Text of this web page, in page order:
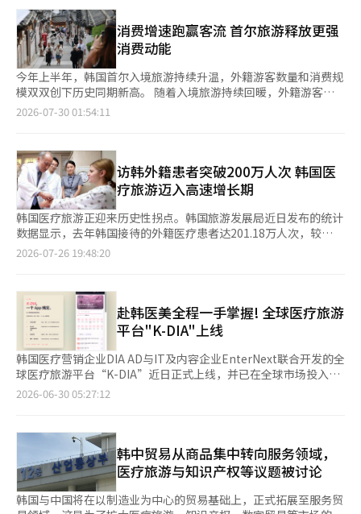
此，关注点自然会转向K文化、医疗旅游、会议奖励旅游（MICE）
和地区旅游内容的结合，以延长游客的停留时间并增加消费。他致
力于创造一个游客愿意再次光临并在地区停留更长时间的环境。
这位在全球市场上发展品牌的营销专家，如今承担着拓展韩国旅游
市场的任务。在采访结束时，他在思考后回答了一个问题：希望被
记住成为什么样的人。 “我希望被记住为一个对旅游充满热情的
人，致力于拓展我国旅游的全球领域，并推动健康生态系统的建
设。”※ 本报道经人工智能（AI）系统翻译与编辑。
40.3%。此次统计基于约330万张外籍游客银行卡消费数据，对外
籍游客的国籍、消费行业及地区消费趋势进行了综合分析。 从客
源市场来看，中国游客成为拉动消费增长的主要动力。今年上半
年，中国游客使用银行卡数量同比增长56.6%，高于新加坡、日
本、中国台湾地区和美国等主要客源市场；消费金额同比增长
82.7%，增幅位居主要客源市场前列。 与此同时，外籍游客消费版
图正由首尔向地方旅游城市延伸。数据显示，釜山和济州地区银行
卡交易笔数分别同比增长57.9%和63.7%。首尔市内消费也更加分
则上升2.7个百分点；按消费金额计算，明洞仍是外籍游客消费规
模最大的商圈。 从消费结构来看，外籍游客正由传统购物向医
疗、文化体验等高附加值消费转变。今年上半年，医疗行业交易笔
数同比增长75.3%，体验及休闲娱乐消费增长121.7%，餐饮、交
通、住宿和购物等消费也均保持增长。其中，医疗旅游表现最为亮
眼。今年上半年，医疗行业消费金额同比增长98%，增幅位居各行
业首位；首尔医疗消费金额同比增长91.8%，高于釜山、仁川、京
畿道和济州等地区，全国92.8%的外籍游客医疗消费集中在首尔，
是，外籍游客医疗消费需求正从整形手术转向皮肤美容和健康管
理。数据显示，皮肤美容消费金额同比增长109.8%，韩医医疗增
长193.1%，药店消费金额更同比激增1176.9%。近三年来，皮肤
美容消费占医疗消费总额的比重由32.6%提升至67.5%，整形外科
占比则由46.2%降至21.3%，反映出医疗旅游消费结构持续优化。
BC卡表示，医疗服务与购物、美容等消费正形成更加紧密的联
动，韩国医疗旅游生态不断完善。随着医疗、旅游和文化体验进一
步融合，医疗旅游有望成为带动韩国旅游产业增长的新引擎。
消费增速跑赢客流 首尔旅游释放更强
消费动能
今年上半年，韩国首尔入境旅游持续升温，外籍游客数量和消费规
模双双创下历史同期新高。 随着入境旅游持续回暖，外籍游客在
首尔的消费规模不断扩大，购物、医疗等高附加值消费快速增长，
尔，同比增长21.3%。同期，外籍游客在首尔刷卡消费总额达
5.6192万亿韩元（约合人民币263亿元），同比增长56.8%，游客
数量和消费金额均创历史同期新高。消费增速明显高于游客增速，
反映出外籍游客在首尔的人均消费水平持续提升，旅游消费结构正
不断优化。 从消费结构来看，购物和医疗健康成为拉动消费增长
的主要动力。其中，购物占外籍游客消费总额的46.4%，医疗与健
康消费占24.4%。大型购物中心消费额同比增长73.2%，医疗旅游
消费增长63.3%，餐饮和美容消费分别增长54.5%和40%。业内认
尔旅游正由传统观光向购物、医疗、文化体验等多元消费模式转
变。 按地区划分，江南区占外籍游客刷卡消费总额的29.3%，位居
首位，中区和麻浦区分别占28.4%和7.3%。首尔市表示，除明
洞、东大门、江南等传统热门商圈外，弘大、圣水等兼具潮流文化
和本地生活体验的新兴商圈，也逐渐成为外籍游客打卡和消费的新
热点，游客消费空间进一步向多元化拓展。 与此同时，韩流内容
和特色旅游项目持续带动访韩热度。今年上半年，首尔步行导览解
说游项目累计吸引约4.6万名游客参与，其中约35%为外籍游客；
万人，活动期间汉江游船码头商户销售额同比增长257%，带动周
边商圈消费明显增长。 首尔市表示，下半年将进一步丰富夜间旅
游内容，带动餐饮、购物、文化消费及周边商圈发展。同时，加快
发展医疗旅游、会展和高端旅游等高附加值产业，进一步提升首尔
国际旅游竞争力。
2026-07-30 01:54:11
访韩外籍患者突破200万人次 韩国医
疗旅游迈入高速增长期
韩国医疗旅游正迎来历史性拐点。韩国旅游发展局近日发布的统计
数据显示，去年韩国接待的外籍医疗患者达201.18万人次，较
2024年的117万人次几乎翻倍，首次突破200万人次大关。医疗旅
员的总消费支出达12.5万亿韩元。 与普通旅游相比，医疗旅游的经
济含金量明显更高。韩国保健产业振兴院基于2024年信用卡消费
数据的分析显示，外籍患者人均刷卡消费达399万韩元，是普通外
籍游客的两倍。其中，医疗支出为153万韩元，其余则主要流向百
货商店、餐饮、免税店和酒店等行业。这意味着医疗旅游早已不再
局限于诊疗本身，而是带动了从消费到住宿的一整条产业链。 从
就医项目看，皮肤科、整形外科等医美项目占外籍患者总量的比重
超过七成，其中中国和日本患者合计占六成。业内人士分析认为，
高品质的服务。而随着K-POP、韩剧等韩流文化持续输出，海外消
费者对韩国医美和美容产业的信任度也在不断提升，进一步拉动了
赴韩医美需求。 除医美之外，赴韩综合医院就诊的重症患者数量
也在持续增长。韩国旅游发展局目前正将增长潜力较大的中亚新兴
市场作为重点拓展方向。以哈萨克斯坦为例，去年赴韩医疗游客达
1.52万人次，占该国赴韩游客总数的23.4%。换句话说，每四名赴
2026-07-26 19:48:20
赴韩医美全程一手掌握! 全球医疗旅游
平台"K-DIA"上线
韩国医疗营销企业DIA AD与IT及内容企业EnterNext联合开发的全
球医疗旅游平台“K-DIA”近日正式上线，并已在全球市场投入运
营。 据DIA AD最新消息，“K-DIA”已顺利完成在谷歌和苹果应用
制，便捷获取韩国医疗服务信息。 据了解，“K-DIA”是一款面向
外国患者的全球医疗服务对接平台，主要为有意赴韩接受医疗美
容、整形外科、皮肤科等韩国医疗服务的外国患者，与韩国医疗机
构搭建直接沟通渠道。 目前，“K-DIA”主要面向中国、日本、泰
国、越南、蒙古、印度尼西亚、阿联酋以及美国等8个国家和地区
2026-06-30 05:27:12
韩中贸易从商品集中转向服务领域，
医疗旅游与知识产权等议题被讨论
韩国与中国将在以制造业为中心的贸易基础上，正式拓展至服务贸